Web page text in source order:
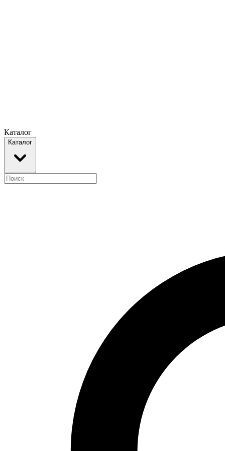
Каталог
Каталог